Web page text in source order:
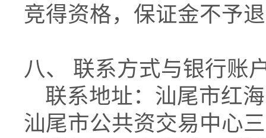
竞得资格，保证金不予
八、 联系方式与银行账
联系地址：汕尾市红
汕尾市公共资交易中心